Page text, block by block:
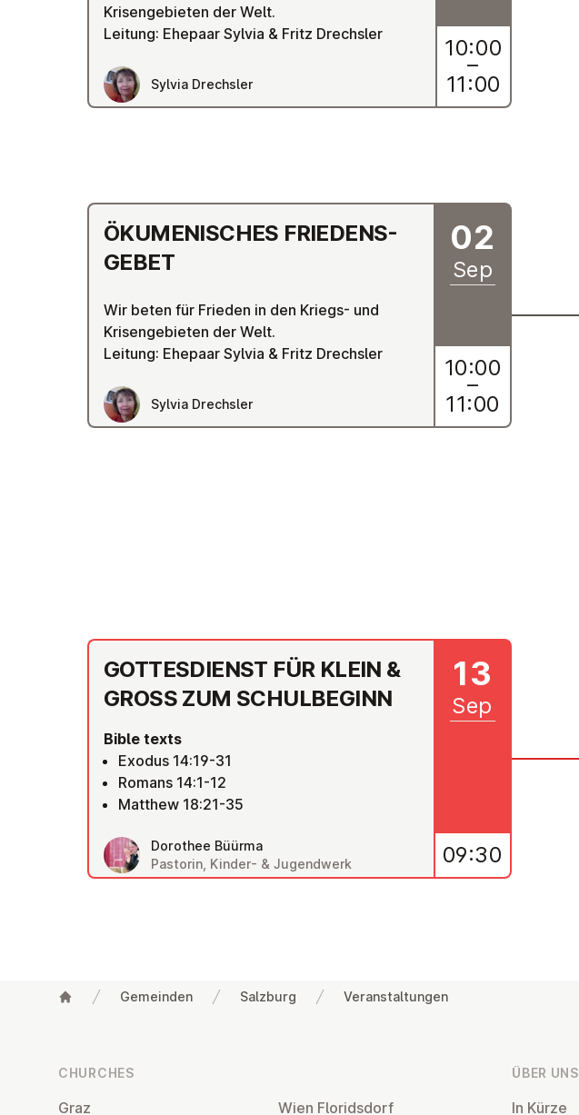
Krisengebieten der Welt.
Leitung: Ehepaar Sylvia & Fritz Drechsler
Sylvia Drechsler
10:00
–
11:00
ÖKU­MEN­ISCHES FRIEDENS­
GE­B­ET
Wir beten für Frieden in den Kriegs- und
Krisengebieten der Welt.
Leitung: Ehepaar Sylvia & Fritz Drechsler
Sylvia Drechsler
02
Sep
10:00
–
11:00
GOTTES­DI­ENST FÜR KLEIN &
GROSS ZUM SCHUL­BEGINN
Bible texts
Exodus 14:19-31
Romans 14:1-12
Matthew 18:21-35
Dorothee Büürma
Pastorin, Kinder- & Jugendwerk
13
Sep
09:30
Gemeinden Salzburg Veranstaltungen
CHURCHES
Graz Wien Flor­idsdorf
ÜBER UNS
In Kürze